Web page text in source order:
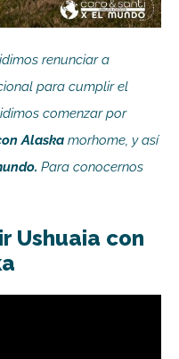
renunciar a
para cumplir el
comenzar por
Alaska morhome, y así
Para conocernos
Ushuaia con